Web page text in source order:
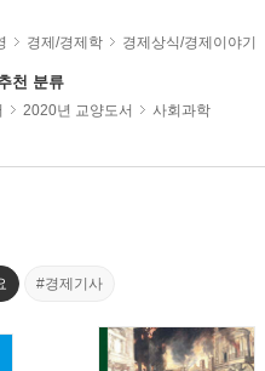
경제/경제학 경제상식/경제이야기
천 분류
2020년 교양도서 사회과학
#경제기사